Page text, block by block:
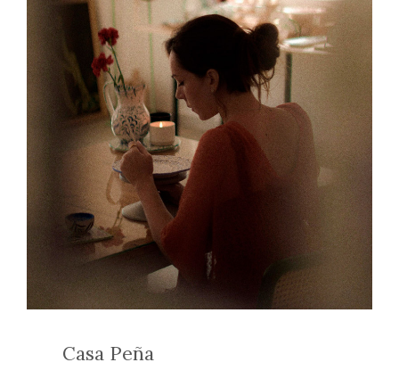
Casa Peña